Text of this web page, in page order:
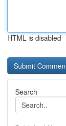
HTML is disabled
Search